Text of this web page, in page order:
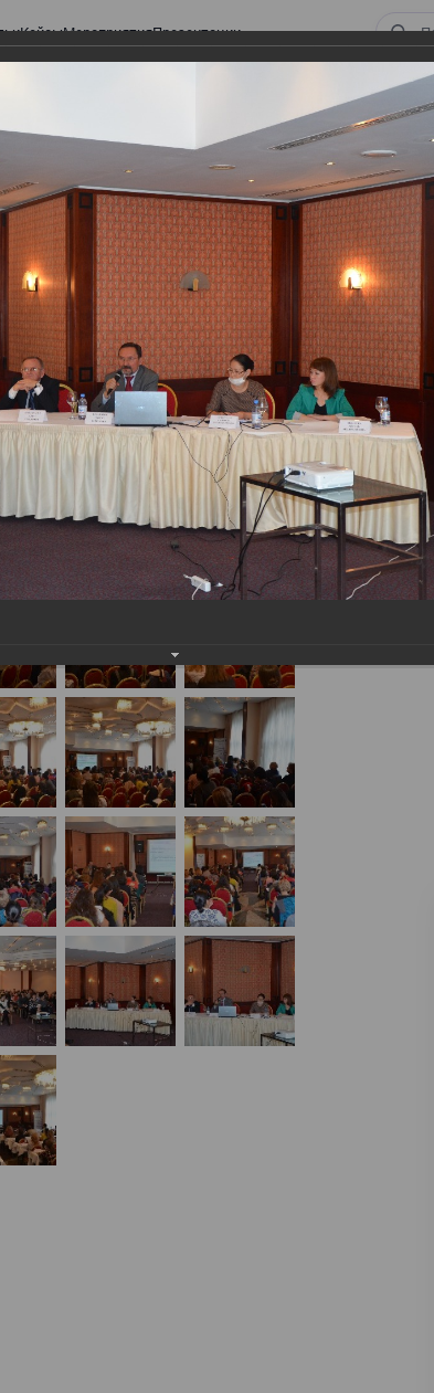
КейсыМероприятияПрезентации
Обязательное медицинское страхование,
законодательстве:
всеобщее
в налоговом
ИПН и СН
медицинское страхование,
законодательстве 2017 года в части ИПН